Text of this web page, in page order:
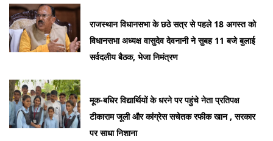
राजस्थान विधानसभा के छठे सत्र से पहले 18 अगस्त को
विधानसभा अध्यक्ष वासुदेव देवनानी ने सुबह 11 बजे बुलाई
सर्वदलीय बैठक, भेजा निमंत्रण
मूक-बधिर विद्यार्थियों के धरने पर पहुंचे नेता प्रतिपक्ष
टीकाराम जूली और कांग्रेस सचेतक रफीक खान , सरकार
पर साधा निशाना